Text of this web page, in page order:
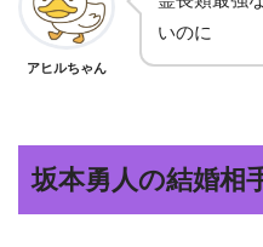
アヒルちゃん
いのに
坂本勇人の結婚相